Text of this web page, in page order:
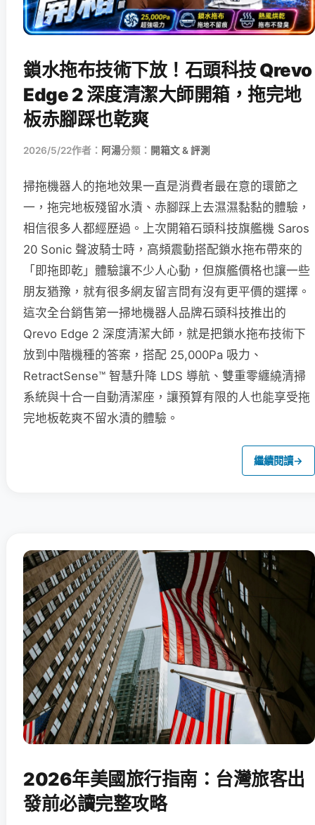
鎖水拖布技術下放！石頭科技 Qrevo
Edge 2 深度清潔大師開箱，拖完地
板赤腳踩也乾爽
2026/5/22作者： 阿湯分類： 開箱文 & 評測
掃拖機器人的拖地效果一直是消費者最在意的環節之
一，拖完地板殘留水漬、赤腳踩上去濕濕黏黏的體驗，
相信很多人都經歷過。上次開箱石頭科技旗艦機 Saros
20 Sonic 聲波騎士時，高頻震動搭配鎖水拖布帶來的
「即拖即乾」體驗讓不少人心動，但旗艦價格也讓一些
朋友猶豫，就有很多網友留言問有沒有更平價的選擇。
這次全台銷售第一掃地機器人品牌石頭科技推出的
Qrevo Edge 2 深度清潔大師，就是把鎖水拖布技術下
放到中階機種的答案，搭配 25,000Pa 吸力、
RetractSense™ 智慧升降 LDS 導航、雙重零纏繞清掃
系統與十合一自動清潔座，讓預算有限的人也能享受拖
完地板乾爽不留水漬的體驗。
繼續閱讀→
2026年美國旅行指南：台灣旅客出
發前必讀完整攻略